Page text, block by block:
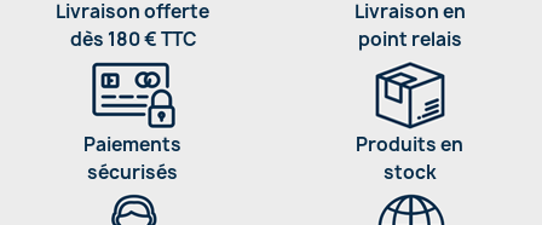
Livraison offerte
dès 180 € TTC
Livraison en
point relais
Paiements
sécurisés
Produits en
stock